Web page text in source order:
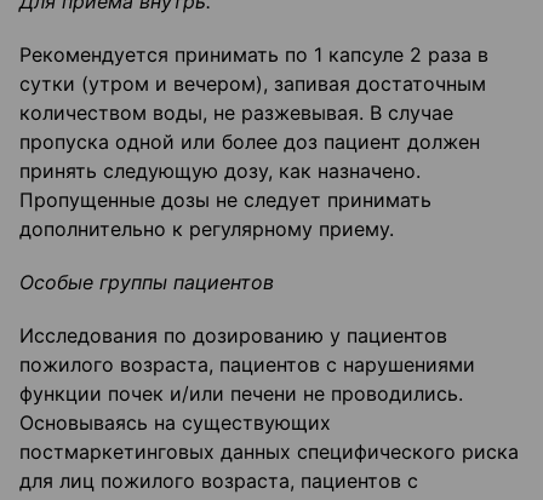
Рекомендуется принимать по 1 капсуле 2 раза в
сутки (утром и вечером), запивая достаточным
количеством воды, не разжевывая. В случае
пропуска одной или более доз пациент должен
принять следующую дозу, как назначено.
Пропущенные дозы не следует принимать
дополнительно к регулярному приему.
Особые группы пациентов
Исследования по дозированию у пациентов
пожилого возраста, пациентов с нарушениями
функции почек и/или печени не проводились.
Основываясь на существующих
постмаркетинговых данных специфического риска
для лиц пожилого возраста, пациентов с